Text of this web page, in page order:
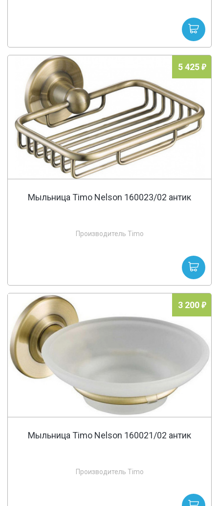
5 425
Мыльница Timo Nelson 160023/02 антик
Производитель Timo
3 200
Мыльница Timo Nelson 160021/02 антик
Производитель Timo